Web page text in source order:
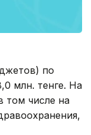
по
млн. тенге. На
том числе на